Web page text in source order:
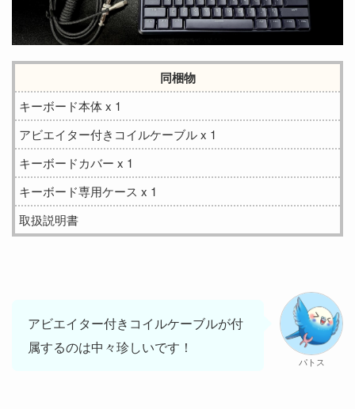
同梱物
キーボード本体 x 1
アビエイター付きコイルケーブル x 1
キーボードカバー x 1
キーボード専用ケース x 1
取扱説明書
アビエイター付きコイルケーブルが付
属するのは中々珍しいです！
パトス